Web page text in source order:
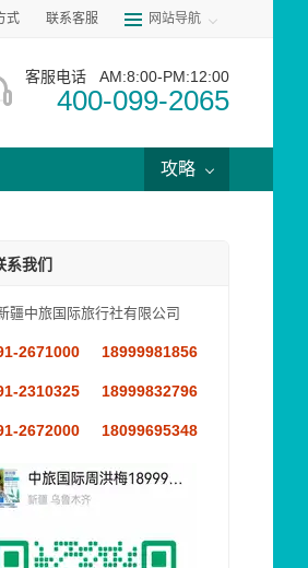
式 联系客服 网站导航
客服电话 AM:8:00-PM:12:00
400-099-2065
攻略
系我们
疆中旅国际旅行社有限公司
2671000 18999981856
2310325 18999832796
2672000 18099695348